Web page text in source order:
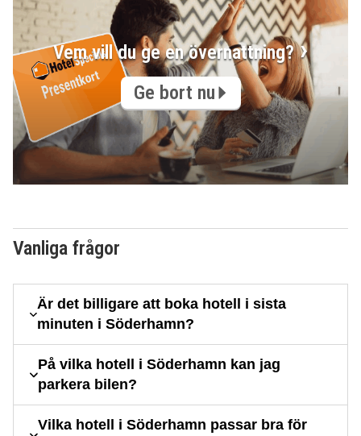
Vem vill du ge en övernattning?
Ge bort nu
Vanliga frågor
Är det billigare att boka hotell i sista
minuten i Söderhamn?
På vilka hotell i Söderhamn kan jag
parkera bilen?
Vilka hotell i Söderhamn passar bra för